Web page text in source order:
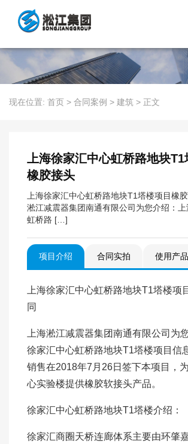
现在位置: 首页 > 合同案例 > 建筑 > 正文
上海徐家汇中心虹桥路地块T1
橡胶接头
上海徐家汇中心虹桥路地块T1塔楼项目橡
淞江减震器集团南通有限公司为您介绍：
虹桥路 […]
项目介绍 合同实拍 使用产品
上海徐家汇中心虹桥路地块T1塔楼项
同
上海淞江减震器集团南通有限公司为
徐家汇中心虹桥路地块T1塔楼项目信
销售在2018年7月26日签下本项目，
心实验楼提供橡胶软接头产品。
徐家汇中心虹桥路地块T1塔楼介绍：
徐家汇商圈天桥连廊体系主要由环肇